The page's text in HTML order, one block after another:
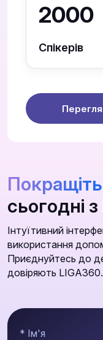
2000
Спікерів
Покращіть
сьогодні
Інтуїтивний
використання
Приєднуйтесь до
довіряють LIGA360.
* Ім'я